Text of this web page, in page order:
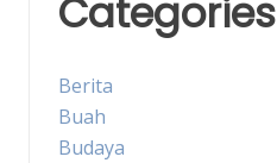
Categories
Berita
Buah
Budaya